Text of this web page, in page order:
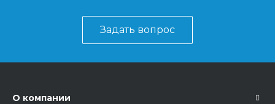
Задать вопрос
О компании